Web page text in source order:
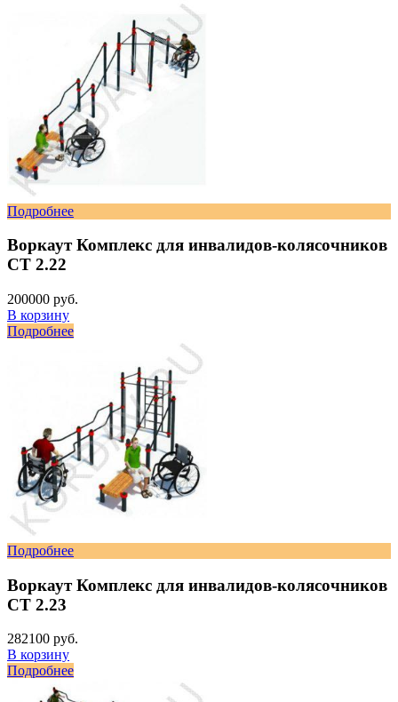
Подробнее
Воркаут Комплекс для инвалидов-колясочников
СТ 2.22
200000 руб.
В корзину
Подробнее
Подробнее
Воркаут Комплекс для инвалидов-колясочников
СТ 2.23
282100 руб.
В корзину
Подробнее